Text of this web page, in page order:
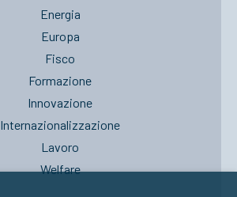
Energia
Europa
Fisco
Formazione
Innovazione
Internazionalizzazione
Lavoro
Welfare